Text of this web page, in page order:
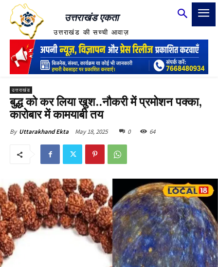
उत्तराखंड एकता
उत्तराखंड की सच्ची आवाज़
उत्तराखंड
बुद्ध को कर लिया खुश..नौकरी में प्रमोशन पक्का,
कारोबार में कामयाबी तय
By Uttarakhand Ekta May 18, 2025 0 64